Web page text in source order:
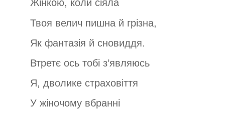
Жінкою, коли сіяла
Твоя велич пишна й грізна,
Як фантазія й сновиддя.
Втретє ось тобі з’являюсь
Я, дволике страховіття
У жіночому вбранні